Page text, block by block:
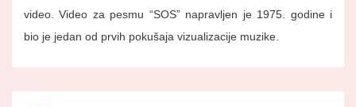
video. Video za pesmu “SOS” napravljen je 1975. godine i
bio je jedan od prvih pokušaja vizualizacije muzike.